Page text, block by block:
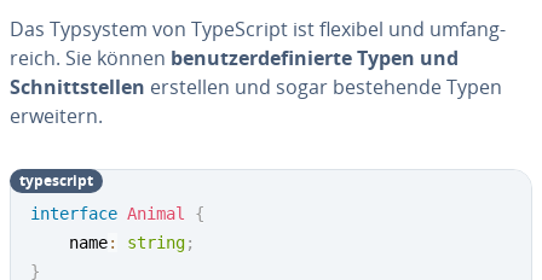
Das Typsystem von Ty­pe­Script ist flexibel und um­fang­
reich. Sie können be­nut­zer­de­fi­nier­te Typen und
Schnitt­stel­len erstellen und sogar be­stehen­de Typen
erweitern.
interface Animal
{
    name
: string;
}
ty­pe­script